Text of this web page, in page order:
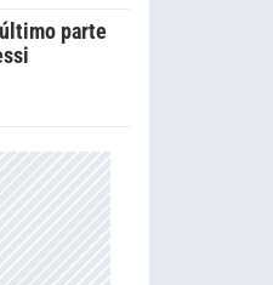
parte